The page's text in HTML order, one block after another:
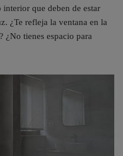
que deben de estar
¿Te refleja la ventana en la
¿No tienes espacio para